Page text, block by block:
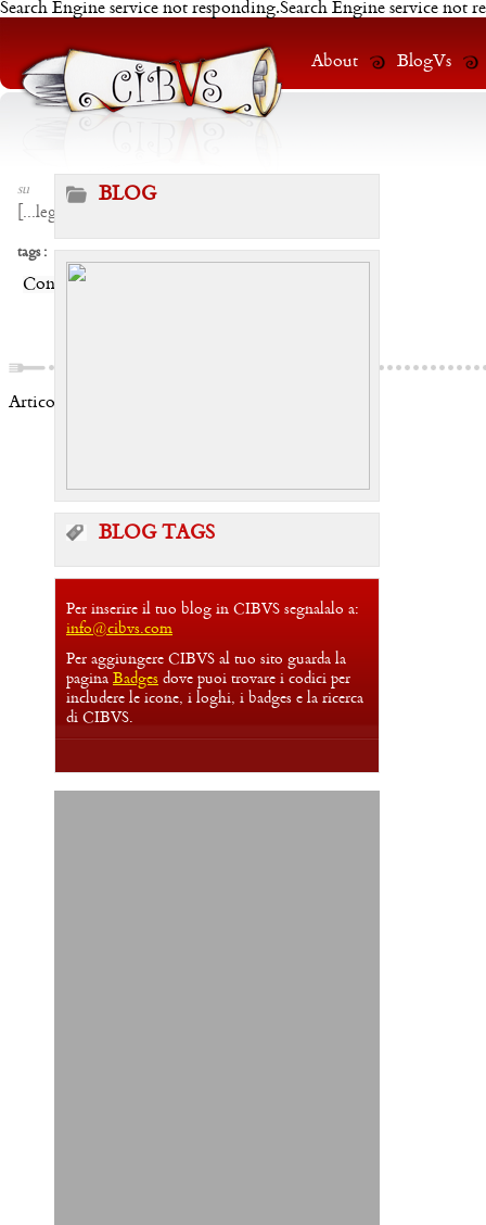
Search Engine service not responding.Search Engine service not
About BlogVs
su
...leggi
tags :
Condividi:
Articoli correlati:
BLOG
BLOG TAGS
Per inserire il tuo blog in CIBVS segnalalo a:
info@cibvs.com
Per aggiungere CIBVS al tuo sito guarda la
pagina Badges dove puoi trovare i codici per
includere le icone, i loghi, i badges e la ricerca
di CIBVS.